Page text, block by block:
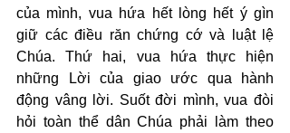
của mình, vua hứa hết lòng hết ý gìn
giữ các điều răn chứng cớ và luật lệ
Chúa. Thứ hai, vua hứa thực hiện
những Lời của giao ước qua hành
động vâng lời. Suốt đời mình, vua đòi
hỏi toàn thể dân Chúa phải làm theo